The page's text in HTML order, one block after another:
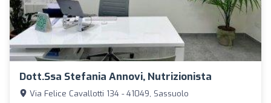
Dott.ssa Stefania Annovi, Nutrizionista
Via Felice Cavallotti 134 - 41049, Sassuolo